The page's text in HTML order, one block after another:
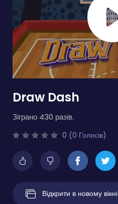
Draw Dash
Зіграно 430 разів.
0 (0 Голосів)
Відкрити в новому вікні